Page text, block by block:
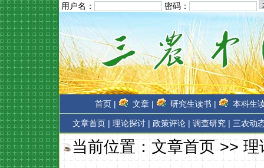
用户名： 密码：
首页 | 文章 | 研究生读书 | 本科生
文章首页 | 理论探讨 | 政策评论 | 调查研究 | 三农动
当前位置：文章首页>>理